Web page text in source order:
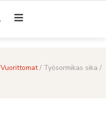
Vuorittomat/ Työsormikas sika /